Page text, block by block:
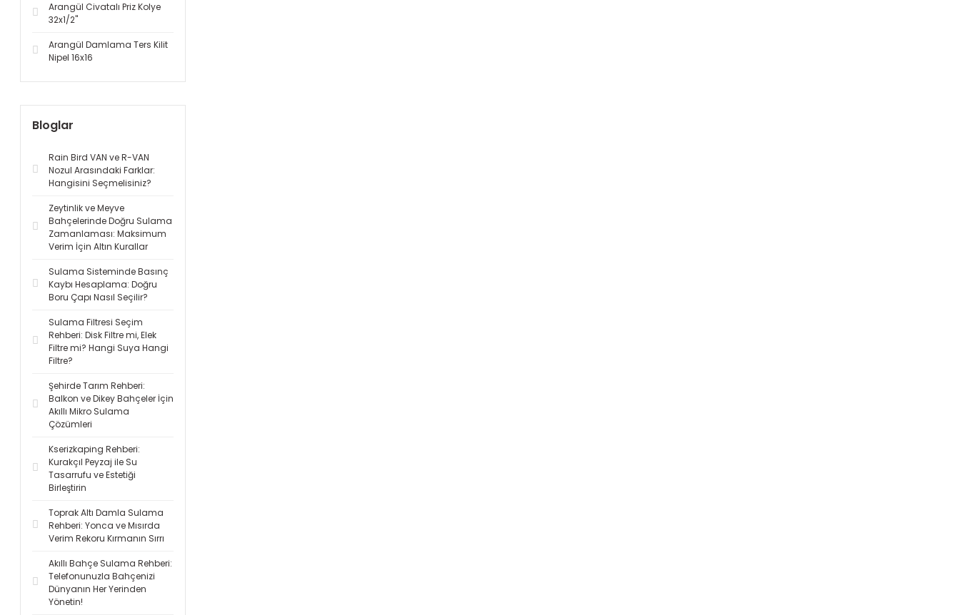
Arangül Civatalı Priz Kolye
32x1/2''
Arangül Damlama Ters Kilit
Nipel 16x16
Bloglar
Rain Bird VAN ve R-VAN
Nozul Arasındaki Farklar:
Hangisini Seçmelisiniz?
Zeytinlik ve Meyve
Bahçelerinde Doğru Sulama
Zamanlaması: Maksimum
Verim İçin Altın Kurallar
Sulama Sisteminde Basınç
Kaybı Hesaplama: Doğru
Boru Çapı Nasıl Seçilir?
Sulama Filtresi Seçim
Rehberi: Disk Filtre mi, Elek
Filtre mi? Hangi Suya Hangi
Filtre?
Şehirde Tarım Rehberi:
Balkon ve Dikey Bahçeler İçin
Akıllı Mikro Sulama
Çözümleri
Kserizkaping Rehberi:
Kurakçıl Peyzaj ile Su
Tasarrufu ve Estetiği
Birleştirin
Toprak Altı Damla Sulama
Rehberi: Yonca ve Mısırda
Verim Rekoru Kırmanın Sırrı
Akıllı Bahçe Sulama Rehberi:
Telefonunuzla Bahçenizi
Dünyanın Her Yerinden
Yönetin!